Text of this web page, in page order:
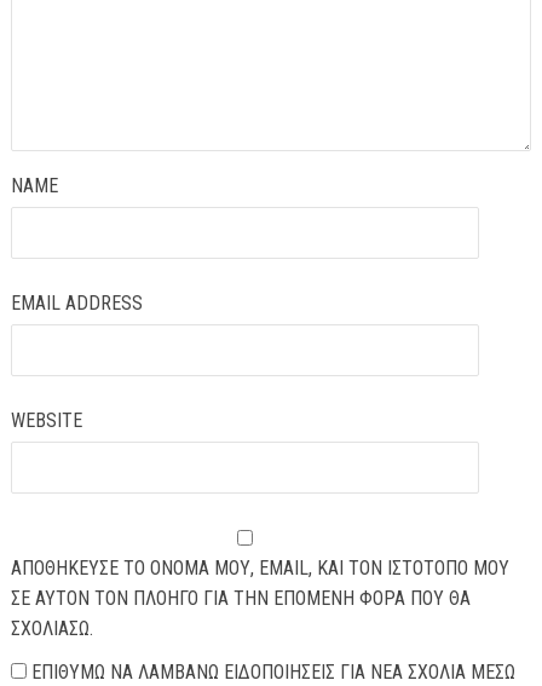
NAME
EMAIL ADDRESS
WEBSITE
ΑΠΟΘΉΚΕΥΣΕ ΤΟ ΌΝΟΜΆ ΜΟΥ, EMAIL, ΚΑΙ ΤΟΝ ΙΣΤΌΤΟΠΟ ΜΟΥ
ΣΕ ΑΥΤΌΝ ΤΟΝ ΠΛΟΗΓΌ ΓΙΑ ΤΗΝ ΕΠΌΜΕΝΗ ΦΟΡΆ ΠΟΥ ΘΑ
ΣΧΟΛΙΆΣΩ.
ΕΠΙΘΥΜΏ ΝΑ ΛΑΜΒΆΝΩ ΕΙΔΟΠΟΙΉΣΕΙΣ ΓΙΑ ΝΈΑ ΣΧΌΛΙΑ ΜΈΣΩ